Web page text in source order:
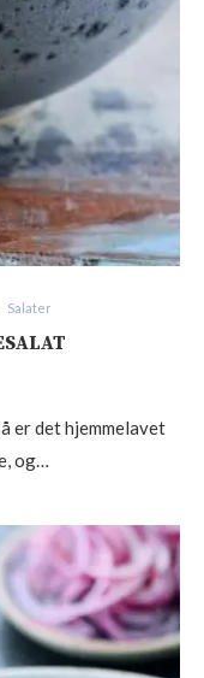
Salater
er det hjemmelavet
og…